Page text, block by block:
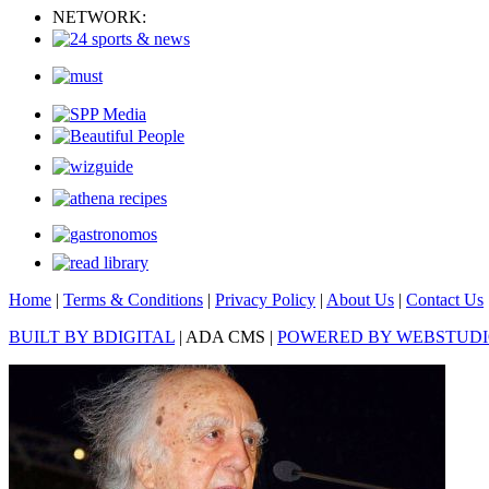
NETWORK:
Home | Terms & Conditions | Privacy Policy | About Us | Contact Us
BUILT BY BDIGITAL | ADA CMS | POWERED BY